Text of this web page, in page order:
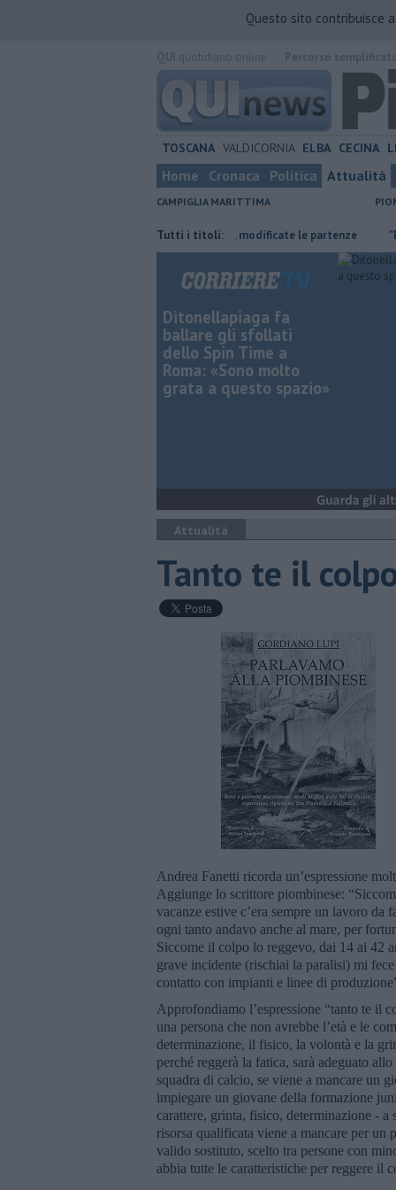
Questo sito contribuisce
TOSCANA VALDICORNIA ELBA CECINA
Home Cronaca Politica Attualità
CAMPIGLIA MARITTIMA
Tutti i titoli:
Traghetto in avaria, modificate le partenze "Dal
Ditonellapiaga fa
ballare gli sfollati
dello Spin Time a
Roma: «Sono molto
grata a questo spazio»
Attualità
Tanto te il
Andrea Fanetti ricorda un’espressione
Aggiunge lo scrittore piombinese:
vacanze estive c’era sempre un lavoro
ogni tanto andavo anche al mare, per
Siccome il colpo lo reggevo, dai 14 ai 42
grave incidente (rischiai la paralisi) mi
contatto con impianti e linee di
Approfondiamo l’espressione “tanto te il
una persona che non avrebbe l’età e le
determinazione, il fisico, la volontà e la
perché reggerà la fatica, sarà adeguato
squadra di calcio, se viene a mancare un
impiegare un giovane della formazione
carattere, grinta, fisico, determinazione -
risorsa qualificata viene a mancare per
valido sostituto, scelto tra persone con
abbia tutte le caratteristiche per reggere il